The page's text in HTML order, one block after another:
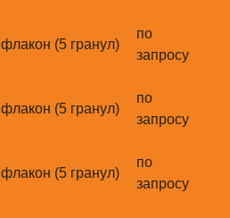
флакон (5 гранул)
по
запросу
флакон (5 гранул)
по
запросу
флакон (5 гранул)
по
запросу